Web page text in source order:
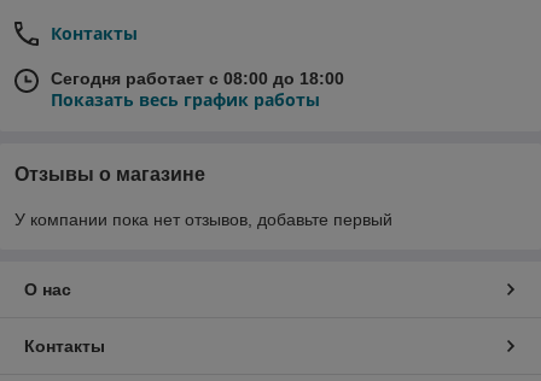
Контакты
Сегодня работает с 08:00 до 18:00
Показать весь график работы
Отзывы о магазине
У компании пока нет отзывов, добавьте первый
О нас
Контакты